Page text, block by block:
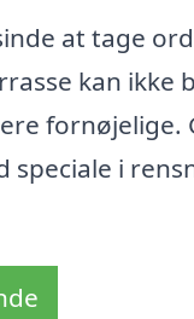
at tage
kan ikke
i